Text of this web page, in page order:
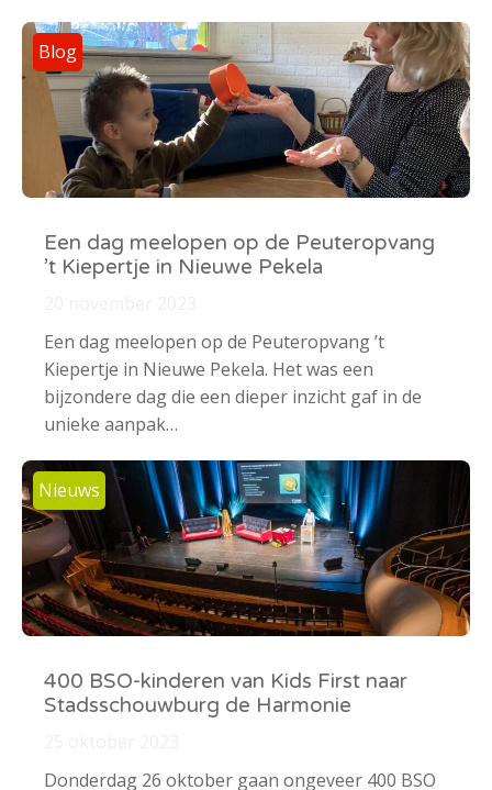
Blog
Een dag meelopen op de Peuteropvang
’t Kiepertje in Nieuwe Pekela
Een dag meelopen op de Peuteropvang ’t
Kiepertje in Nieuwe Pekela. Het was een
bijzondere dag die een dieper inzicht gaf in de
unieke aanpak…
Nieuws
400 BSO-kinderen van Kids First naar
Stadsschouwburg de Harmonie
Donderdag 26 oktober gaan ongeveer 400 BSO